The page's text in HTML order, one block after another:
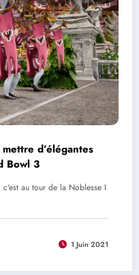
d’élégantes
Bowl 3
c'est au tour de la Noblesse I
1 Juin 2021